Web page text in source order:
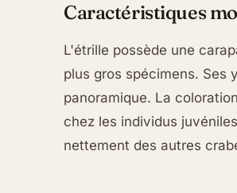
Caractéristiques
L'étrille possède une
plus gros spécimens. Ses
panoramique. La
chez les individus
nettement des autres